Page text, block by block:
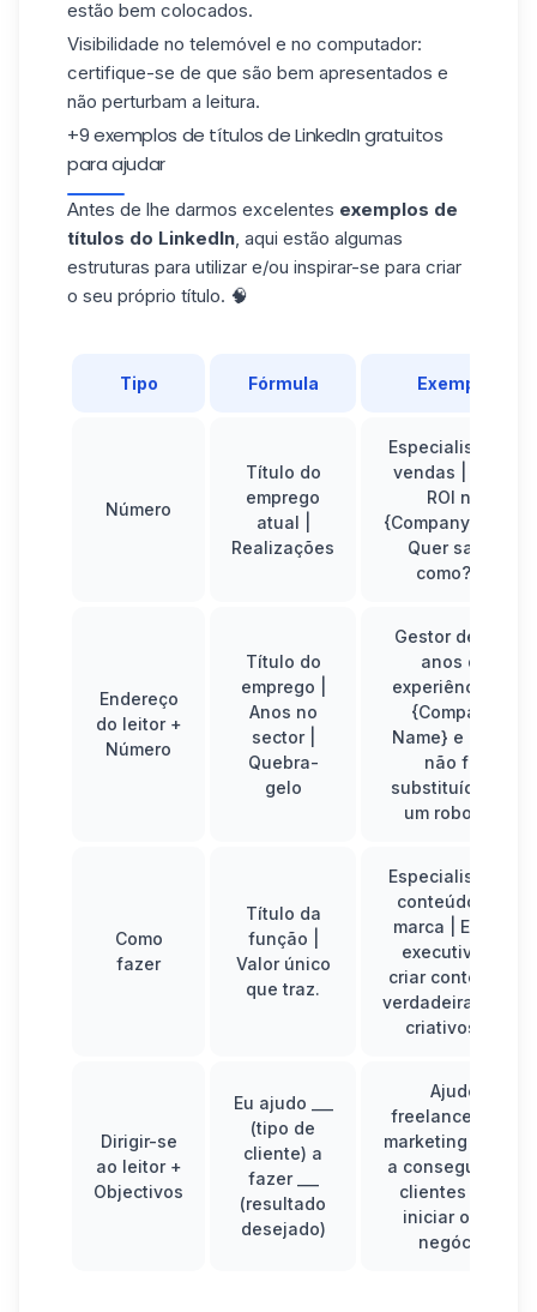
estão bem colocados.
Visibilidade no telemóvel e no computador:
certifique-se de que são bem apresentados e
não perturbam a leitura.
+9 exemplos de títulos de LinkedIn gratuitos
para ajudar
Antes de lhe darmos excelentes exemplos de
títulos do LinkedIn , aqui estão algumas
estruturas para utilizar e/ou inspirar-se para criar
o seu próprio título. 🧠
Tipo Fórmula Exemplo
Número
Título do
emprego
atual |
Realizações
Especialista em
vendas | +31%
ROI na
{CompanyName}
Quer saber
como? 🤯
Endereço
do leitor +
Número
Título do
emprego |
Anos no
sector |
Quebra-
gelo
Gestor de | +5
anos de
experiência na
{Company
Name} e ainda
não foi
substituído por
um robot. 🤖
Como
fazer
Título da
função |
Valor único
que traz.
Especialista em
conteúdos de
marca | Ensino
executivos a
criar conteúdos
verdadeiramente
criativos. 🎨
Dirigir-se
ao leitor +
Objectivos
Eu ajudo ___
(tipo de
cliente) a
fazer ___
(resultado
desejado)
Ajudo
freelancers em
marketing digital
a conseguir +10
clientes para
iniciar o seu
negócio.